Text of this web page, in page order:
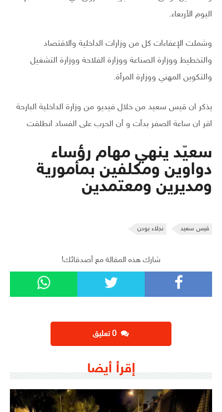
اليوم الأربعاء.
وشملت الإعفاءات كل من وزارات الداخلية والاقتصاد
والتخطيط ووزارة الصناعة ووزارة الفلاحة ووزارة التشغيل
والتكوين المهني ووزارة المرأة.
يذكر ان قيس سعيد من خلال فيديو من وزارة الداخلية البارحة
اقر ان ساعة الصفر بدأت و أن الحرب على الفساد انطلقت
سعيّد ينهي مهام رؤساء
دواوين ومكلفين بمأمورية
ومديرين ومعتمدين
قيس سعيد نجلاء بودن
شارك هذه المقالة مع أصدقائك!
إقرأ أيضا